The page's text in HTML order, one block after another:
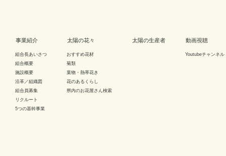
事業紹介
組合長あいさつ
組合概要
施設概要
沿革／組織図
組合員募集
リクルート
5つの基幹事業
太陽の花々
おすすめ花材
菊類
葉物・熱帯花き
花のあるくらし
県内のお花屋さん検索
太陽の生産者 動画視聴
Youtubeチャンネル